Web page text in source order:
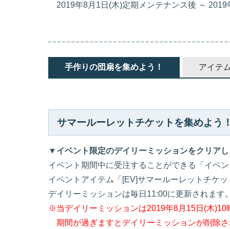
2019年8月1日(木)定期メンテナンス後 ～
手作りの団扇を集めよう！ アイテ
サマールーレットチケットを集めよう
▼イベント限定のデイリーミッションをクリア
イベント期間中に受注することができる「イベ
イベントアイテム「[EV]サマールーレットチケ
デイリーミッションは毎日11:00に更新されます
※当デイリーミッションは2019年8月15日(木)10
期間が過ぎますとデイリーミッションが削除